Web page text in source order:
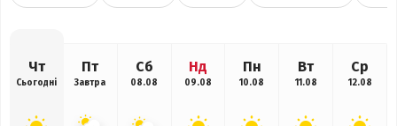
Чт
Сьогодні
Пт
Завтра
Сб
08.08
Нд
09.08
Пн
10.08
Вт
11.08
Ср
12.08